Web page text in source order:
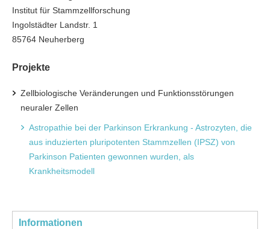
Institut für Stammzellforschung
Ingolstädter Landstr. 1
85764 Neuherberg
Projekte
Zellbiologische Veränderungen und Funktionsstörungen
neuraler Zellen
Astropathie bei der Parkinson Erkrankung - Astrozyten, die
aus induzierten pluripotenten Stammzellen (IPSZ) von
Parkinson Patienten gewonnen wurden, als
Krankheitsmodell
Informationen